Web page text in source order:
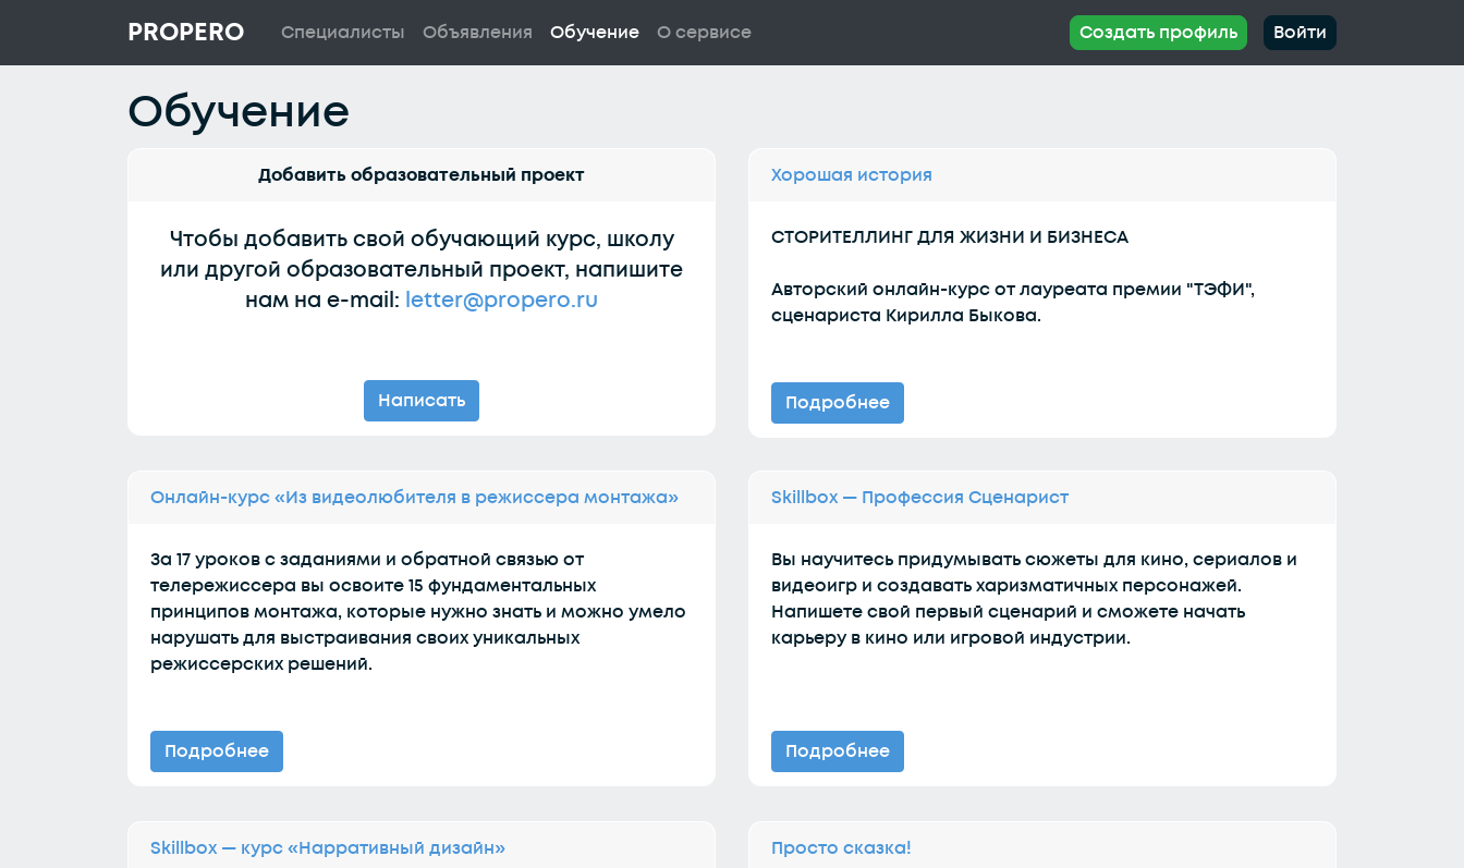
PROPERO Специалисты Объявления Обучение О сервисе Создать профиль Войти
Обучение
Добавить образовательный проект
Чтобы добавить свой обучающий курс, школу
или другой образовательный проект, напишите
нам на e-mail: letter@propero.ru
Написать
Хорошая история
СТОРИТЕЛЛИНГ ДЛЯ ЖИЗНИ И БИЗНЕСА
Авторский онлайн-курс от лауреата премии "ТЭФИ",
сценариста Кирилла Быкова.
Подробнее
Онлайн-курс «Из видеолюбителя в режиссера монтажа»
За 17 уроков с заданиями и обратной связью от
телережиссера вы освоите 15 фундаментальных
принципов монтажа, которые нужно знать и можно умело
нарушать для выстраивания своих уникальных
режиссерских решений.
Подробнее
Skillbox — Профессия Сценарист
Вы научитесь придумывать сюжеты для кино, сериалов и
видеоигр и создавать харизматичных персонажей.
Напишете свой первый сценарий и сможете начать
карьеру в кино или игровой индустрии.
Подробнее
Skillbox — курс «Нарративный дизайн» Просто сказка!